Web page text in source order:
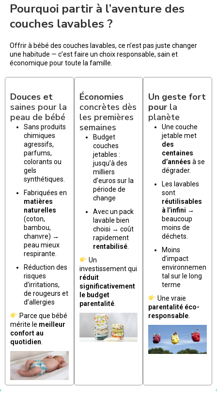
Pourquoi partir à l’aventure des
couches lavables ?
Offrir à bébé des couches lavables, ce n’est pas juste changer
une habitude — c’est faire un choix responsable, sain et
économique pour toute la famille.
Douces et
saines pour la
peau de bébé
Sans produits
chimiques
agressifs,
parfums,
colorants ou
gels
synthétiques.
Fabriquées en
matières
naturelles
(coton,
bambou,
chanvre) →
peau mieux
respirante.
Réduction des
risques
d’irritations,
de rougeurs et
d’allergies
Parce que bébé
mérite le meilleur
confort au
quotidien
Économies
concrètes dès
les premières
semaines
Budget
couches
jetables :
jusqu’à des
milliers
d’euros sur la
période de
change
Avec un pack
lavable bien
choisi → coût
rapidement
rentabilisé.
Un
investissement qui
réduit
significativement
le budget
parentalité.
Un geste fort
pour la
planète
Une couche
jetable met
des
centaines
d’années à se
dégrader.
Les lavables
sont
réutilisables
à l’infini →
beaucoup
moins de
déchets.
Moins
d’impact
environnemen
tal sur le long
terme
Une vraie
parentalité éco-
responsable